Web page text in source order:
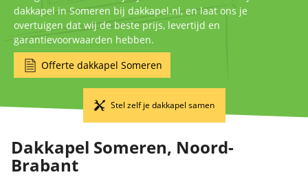
dakkapel in Someren bij dakkapel.nl, en laat ons je
overtuigen dat wij de beste prijs, levertijd en
garantievoorwaarden hebben.
Offerte dakkapel Someren
Stel zelf je dakkapel samen
Dakkapel Someren, Noord-
Brabant